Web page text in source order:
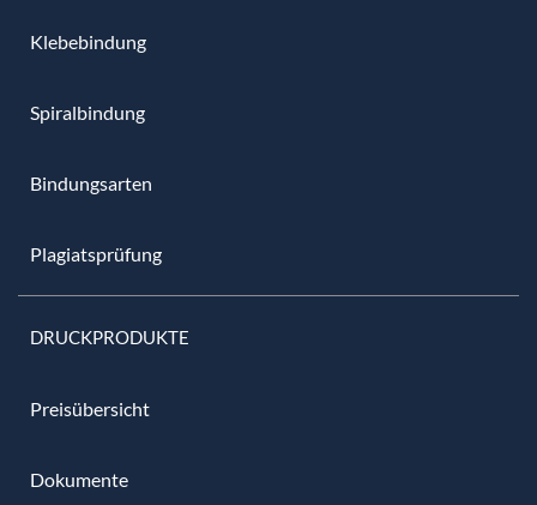
Klebebindung
Spiralbindung
Bindungsarten
Plagiatsprüfung
DRUCKPRODUKTE
Preisübersicht
Dokumente